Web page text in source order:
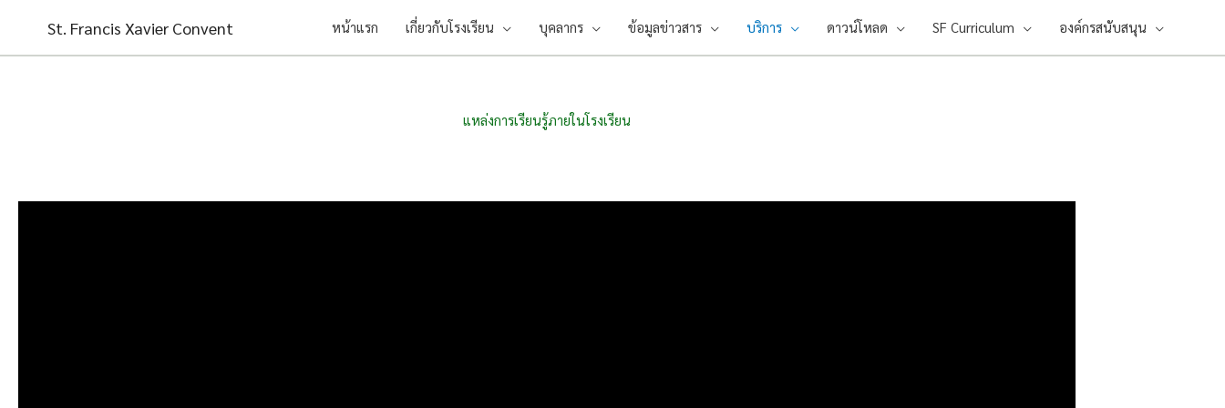
content
St. Francis Xavier Convent หน้าแรก เกี่ยวกับโรงเรียน บุคลากร ข้อมูลข่าวสาร บริการ ดาวน์โหลด SF Curriculum องค์กรสนับสนุน
แหล่งการเรียนรู้ภายในโรงเรียน